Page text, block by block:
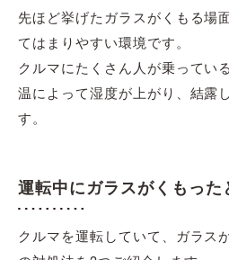
先ほど挙げたガラスがくもる場
てはまりやすい環境です。
クルマにたくさん人が乗ってい
温によって湿度が上がり、結露
す。
運転中にガラスがくもった
クルマを運転していて、ガラス